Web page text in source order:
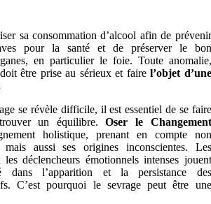
sa consommation d’alcool afin de prévenir
pour la santé et de préserver le bon
en particulier le foie. Toute anomalie,
être prise au sérieux et fairel’objet d’une
se révèle difficile, il est essentiel de se faire
un équilibre.Oser le Changement
holistique, prenant en compte non
mais aussi ses origines inconscientes. Les
les déclencheurs émotionnels intenses jouent
l’apparition et la persistance des
C’est pourquoi le sevrage peut être une